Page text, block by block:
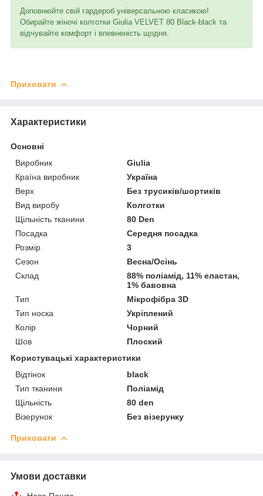
Доповнюйте свій гардероб універсальною класикою!
Обирайте жіночі колготки Giulia VELVET 80 Black-black та
відчувайте комфорт і впевненість щодня.
Приховати
Характеристики
Основні
Виробник
Giulia
Країна виробник
Україна
Верх
Без трусиків/шортиків
Вид виробу
Колготки
Щільність тканини
80 Den
Посадка
Середня посадка
Розмір
3
Сезон
Весна/Осінь
Склад
88% поліамід, 11% еластан,
1% бавовна
Тип
Мікрофібра 3D
Тип носка
Укріплений
Колір
Чорний
Шов
Плоский
Користувацькі характеристики
Відтінок
black
Тип тканини
Поліамід
Щільність
80 den
Візерунок
Без візерунку
Приховати
Умови доставки